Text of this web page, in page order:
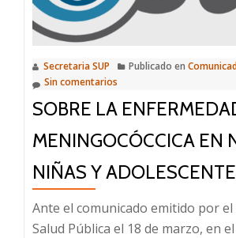
Secretaria SUP Publicado en
Sin comentarios
SOBRE LA
MENINGOCÓCCICA EN
NIÑAS Y
Ante el comunicado emitido por
Salud Pública el 18 de marzo, en